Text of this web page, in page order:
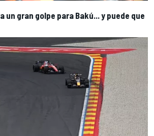
un gran golpe para Bakú... y puede que